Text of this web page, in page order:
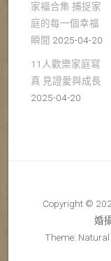
家福合集 捕捉家
庭的每一個幸福
瞬間 2025-04-20
11人歡樂家庭寫
真 見證愛與成長
2025-04-20
Copyright ©
婚
Theme: Natural